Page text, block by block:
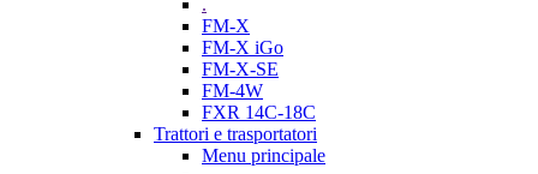
.
FM-X
FM-X iGo
FM-X-SE
FM-4W
FXR 14C-18C
Trattori e trasportatori
Menu principale